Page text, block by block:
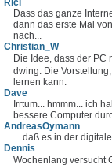
Rici
Dass das ganze
dann das erste Mal
nach...
Christian_W
Die Idee, dass der PC
dwing: Die
lernen kann.
Dave
Irrtum... hmmm... ich
bessere Computer
AndreasOymann
... daß es in der
Dennis
Wochenlang versucht